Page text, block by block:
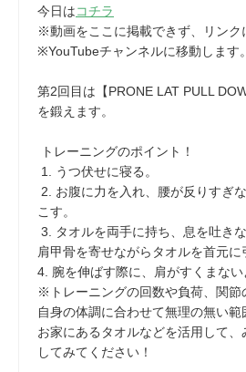
今日はコチラ
※動画をここに掲載できず、リンク
※YouTubeチャンネルに移動します。
第2回目は【PRONE LAT PULL
を鍛えます。
トレーニングのポイント！
1. うつ伏せに寝る。
2. お腹に力を入れ、腰が反りすぎ
こす。
3. タオルを両手に持ち、息を吐き
肩甲骨を寄せながらタオルを首元に
4. 腕を伸ばす際に、肩がすくまない
※トレーニングの回数や負荷、関節
自身の体調に合わせて無理の無い範
お家にあるタオルなどを活用して
してみてください！